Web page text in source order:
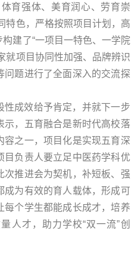
育强体、美育润心、劳育崇
特色，严格按照项目计划，高
建了“一项目一特色、一学院
就项目协同性加强、品牌辨识
问题进行了全面深入的交流探
性成效给予肯定，并就下一步
示，五育融合是新时代高校落
容之一，项目化是实现五育深
目负责人要立足中医药学科优
次推进会为契机，补短板、强
成为有效的育人载体，形成可
每个学生都能成长成才，培养
人才，助力学校“双一流”创